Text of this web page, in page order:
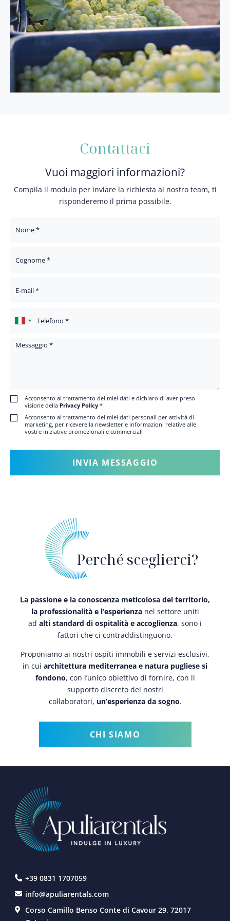
Contattaci
Vuoi maggiori informazioni?
Compila il modulo per inviare la richiesta al nostro team, ti
risponderemo il prima possibile.
Messaggio
Acconsento al trattamento dei miei dati e dichiaro di aver preso
visione della Privacy Policy*
Acconsento al trattamento dei miei dati personali per attività di
marketing, per ricevere la newsletter e informazioni relative alle
vostre iniziative promozionali e commerciali
Perché sceglierci?
La passione e la conoscenza meticolosa del territorio,
la professionalità e l’esperienzanel settore uniti
ad alti standard di ospitalità e accoglienza, sono i
fattori che ci contraddistinguono.
Proponiamo ai nostri ospiti immobili e servizi esclusivi,
in cui architettura mediterranea e natura pugliese si
fondono, con l’unico obiettivo di fornire, con il
supporto discreto dei nostri
collaboratori, un’esperienza da sogno.
CHI SIAMO
+39 0831 1707059
info@apuliarentals.com
Corso Camillo Benso Conte di Cavour 29, 72017